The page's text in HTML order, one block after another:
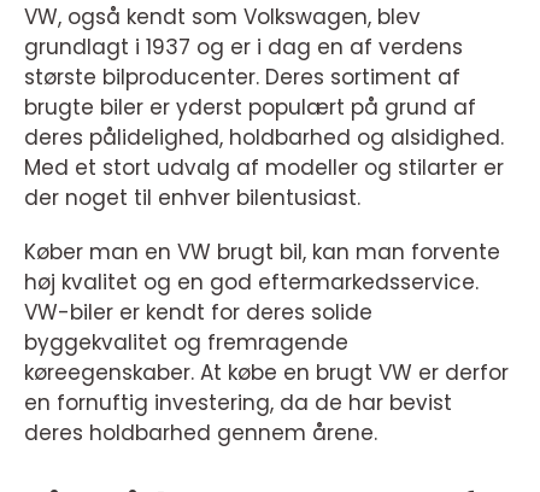
VW, også kendt som Volkswagen, blev
grundlagt i 1937 og er i dag en af verdens
største bilproducenter. Deres sortiment af
brugte biler er yderst populært på grund af
deres pålidelighed, holdbarhed og alsidighed.
Med et stort udvalg af modeller og stilarter er
der noget til enhver bilentusiast.
Køber man en VW brugt bil, kan man forvente
høj kvalitet og en god eftermarkedsservice.
VW-biler er kendt for deres solide
byggekvalitet og fremragende
køreegenskaber. At købe en brugt VW er derfor
en fornuftig investering, da de har bevist
deres holdbarhed gennem årene.